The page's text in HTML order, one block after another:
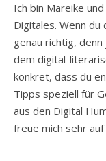
Ich bin Mareike
Digitales. Wenn
genau richtig,
dem digital-
konkret, dass du
Tipps speziell für
aus den Digital
freue mich sehr